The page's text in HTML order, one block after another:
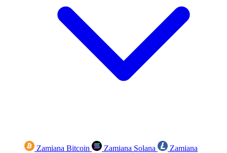
Zamiana Bitcoin Zamiana Solana
Zamiana